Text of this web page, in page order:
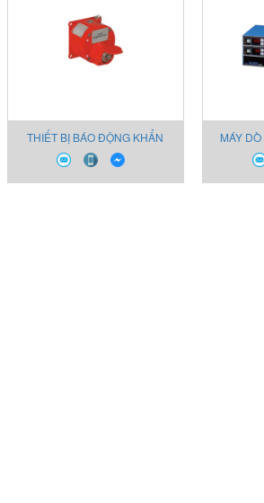
THIẾT BỊ BÁO ĐỘNG KHẨN
CẤP CHỦ ĐỘNG
SM87PBLSD1BOYNR MEDC
MÁY